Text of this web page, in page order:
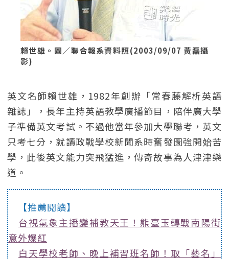
賴世雄。圖／聯合報系資料照(2003/09/07 黃磊攝
影)
英文名師賴世雄，1982年創辦「常春藤解析英語
雜誌」，長年主持英語教學廣播節目，陪伴廣大學
子準備英文考試。不過他當年參加大學聯考，英文
只考七分，就讀政戰學校新聞系時奮發圖強開始苦
學，此後英文能力突飛猛進，傳奇故事為人津津樂
道。
【推薦閱讀】
台視氣象主播變補教天王！熊臺玉轉戰南陽街
意外爆紅
白天學校老師、晚上補習班名師！取「藝名」